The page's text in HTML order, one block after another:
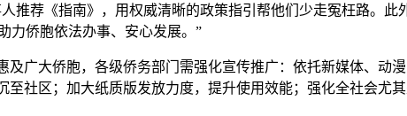
荐《指南》，用权威清晰的政策指引帮他们少走冤枉路。此
力侨胞依法办事、安心发展。”
大侨胞，各级侨务部门需强化宣传推广：依托新媒体、动
社区；加大纸质版发放力度，提升使用效能；强化全社会尤